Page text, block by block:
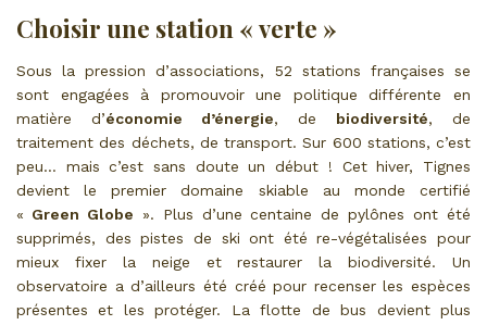
Choisir une station « verte »
Sous la pression d’associations, 52 stations françaises se
sont engagées à promouvoir une politique différente en
matière d’économie d’énergie, de biodiversité, de
traitement des déchets, de transport. Sur 600 stations, c’est
peu… mais c’est sans doute un début ! Cet hiver, Tignes
devient le premier domaine skiable au monde certifié
« Green Globe ». Plus d’une centaine de pylônes ont été
supprimés, des pistes de ski ont été re-végétalisées pour
mieux fixer la neige et restaurer la biodiversité. Un
observatoire a d’ailleurs été créé pour recenser les espèces
présentes et les protéger. La flotte de bus devient plus